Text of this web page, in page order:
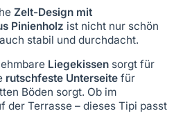
Zelt-Design mit
Pinienholz ist nicht nur schön
stabil und durchdacht.
Liegekissen sorgt für
rutschfeste Unterseite für
Böden sorgt. Ob im
der Terrasse – dieses Tipi passt